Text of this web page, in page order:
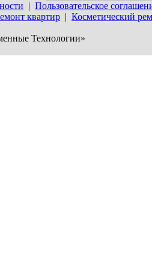
| Пользовательское
квартир | Косметический
Технологии»